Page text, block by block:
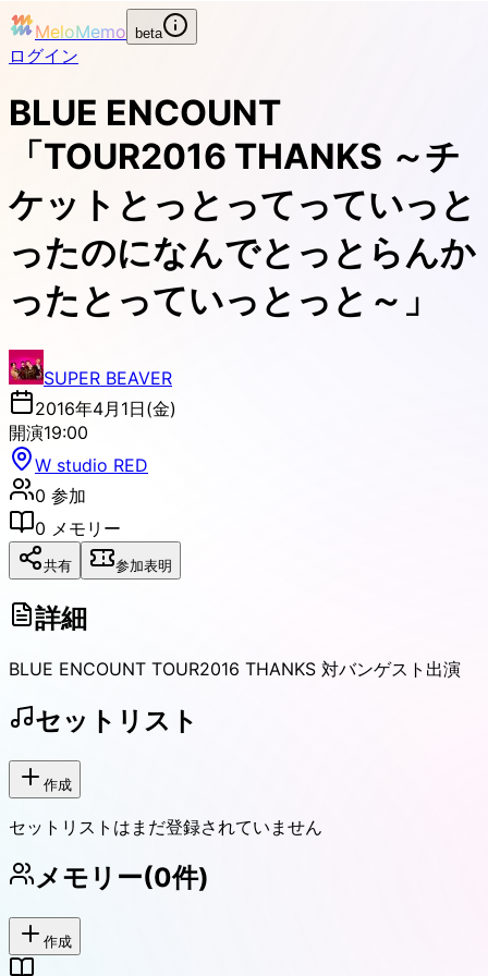
MeloMemo beta
ログイン
BLUE ENCOUNT
「TOUR2016 THANKS ～チ
ケットとっとってっていっと
ったのになんでとっとらんか
ったとっていっとっと～」
SUPER BEAVER
2016年4月1日(金)
開演19:00
W studio RED
0 参加
0 メモリー
共有 参加表明
詳細
BLUE ENCOUNT TOUR2016 THANKS 対バンゲスト出演
セットリスト
作成
セットリストはまだ登録されていません
メモリー(0件)
作成